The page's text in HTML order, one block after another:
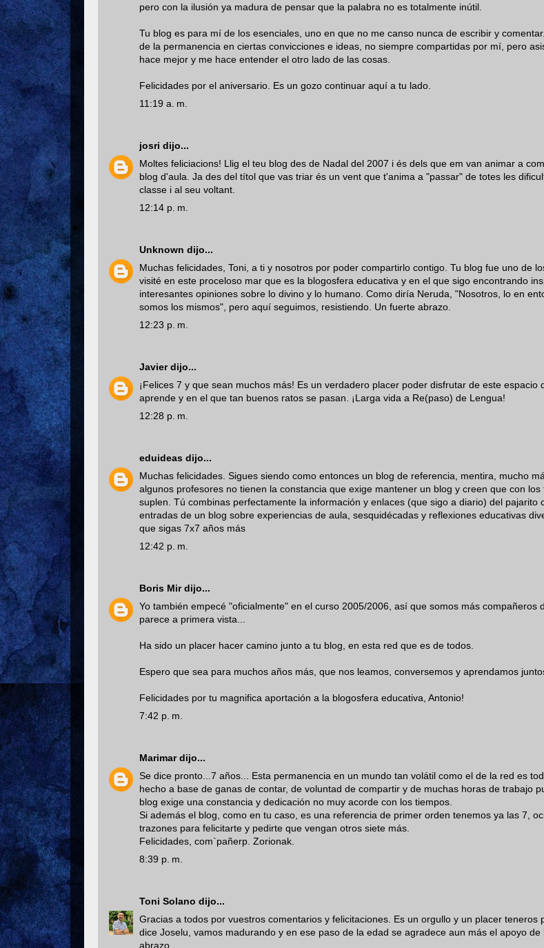
pero con la ilusión ya madura de pensar que la palabra no es totalmente inútil.
Tu blog es para mí de los esenciales, uno en que no me canso nunca de escribir y
de la permanencia en ciertas convicciones e ideas, no siempre compartidas por mí, pero
hace mejor y me hace entender el otro lado de las cosas.
Felicidades por el aniversario. Es un gozo continuar aquí a tu lado.
11:19 a. m.
josri dijo...
Moltes feliciacions! Llig el teu blog des de Nadal del 2007 i és dels que em van animar a
blog d'aula. Ja des del títol que vas triar és un vent que t'anima a "passar" de totes les
classe i al seu voltant.
12:14 p. m.
Unknown dijo...
Muchas felicidades, Toni, a ti y nosotros por poder compartirlo contigo. Tu blog fue uno de
visité en este proceloso mar que es la blogosfera educativa y en el que sigo encontrando
interesantes opiniones sobre lo divino y lo humano. Como diría Neruda, "Nosotros, lo en
somos los mismos", pero aquí seguimos, resistiendo. Un fuerte abrazo.
12:23 p. m.
Javierdijo...
¡Felices 7 y que sean muchos más! Es un verdadero placer poder disfrutar de este espacio
aprende y en el que tan buenos ratos se pasan. ¡Larga vida a Re(paso) de Lengua!
12:28 p. m.
eduideas dijo...
Muchas felicidades. Sigues siendo como entonces un blog de referencia, mentira, mucho
algunos profesores no tienen la constancia que exige mantener un blog y creen que con los
suplen. Tú combinas perfectamente la información y enlaces (que sigo a diario) del pajarito
entradas de un blog sobre experiencias de aula, sesquidécadas y reflexiones educativas
que sigas 7x7 años más
12:42 p. m.
Boris Mirdijo...
Yo también empecé "oficialmente" en el curso 2005/2006, así que somos más compañeros
parece a primera vista...
Ha sido un placer hacer camino junto a tu blog, en esta red que es de todos.
Espero que sea para muchos años más, que nos leamos, conversemos y aprendamos
Felicidades por tu magnifica aportación a la blogosfera educativa, Antonio!
7:42 p. m.
Marimardijo...
Se dice pronto...7 años... Esta permanencia en un mundo tan volátil como el de la red es
hecho a base de ganas de contar, de voluntad de compartir y de muchas horas de trabajo
blog exige una constancia y dedicación no muy acorde con los tiempos.
Si además el blog, como en tu caso, es una referencia de primer orden tenemos ya las 7,
trazones para felicitarte y pedirte que vengan otros siete más.
Felicidades, com`pañerp. Zorionak.
8:39 p. m.
Toni Solano dijo...
Gracias a todos por vuestros comentarios y felicitaciones. Es un orgullo y un placer teneros
dice Joselu, vamos madurando y en ese paso de la edad se agradece aun más el apoyo de
abrazo.